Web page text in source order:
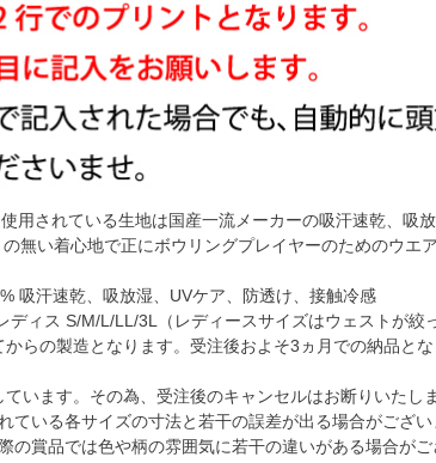
用されている生地は国産一流メーカーの吸汗速乾、吸放
無い着心地で正にボウリングプレイヤーのためのウエア
吸汗速乾、吸放湿、UVケア、防透け、接触冷感
ィス S/M/L/LL/3L（レディースサイズはウェストが絞
からの製造となります。受注後およそ3ヵ月での納品と
います。その為、受注後のキャンセルはお断りいたしま
ている各サイズの寸法と若干の誤差が出る場合がござい
の賞品では色や柄の雰囲気に若干の違いがある場合がご